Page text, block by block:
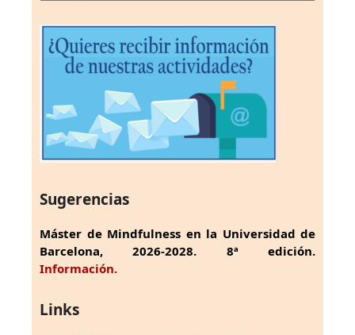
Sugerencias
Máster de Mindfulness en la Universidad de
Barcelona, 2026-2028. 8ª edición.
Información.
Links